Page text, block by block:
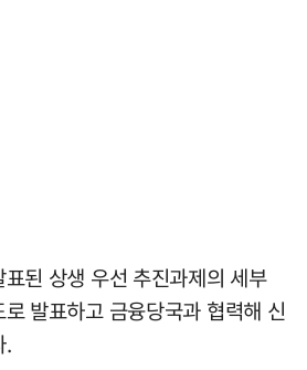
된 상생 우선 추진과제의 세부
발표하고 금융당국과 협력해 신
.